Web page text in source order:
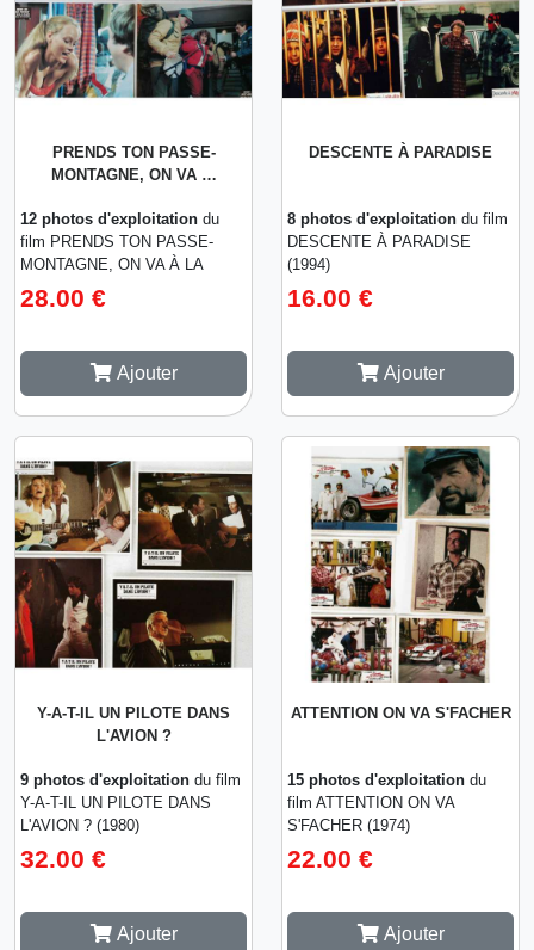
PRENDS TON PASSE-
MONTAGNE, ON VA …
12 photos d'exploitation du
film PRENDS TON PASSE-
MONTAGNE, ON VA À LA
PLAGE (1983)
28.00 €
Ajouter
DESCENTE À PARADISE
8 photos d'exploitation du film
DESCENTE À PARADISE
(1994)
16.00 €
Ajouter
Y-A-T-IL UN PILOTE DANS
L'AVION ?
9 photos d'exploitation du film
Y-A-T-IL UN PILOTE DANS
L'AVION ? (1980)
32.00 €
Ajouter
ATTENTION ON VA S'FACHER
15 photos d'exploitation du
film ATTENTION ON VA
S'FACHER (1974)
22.00 €
Ajouter